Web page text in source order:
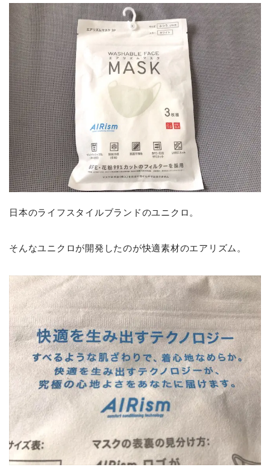
日本のライフスタイルブランドのユニクロ。
そんなユニクロが開発したのが快適素材のエアリズム。